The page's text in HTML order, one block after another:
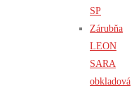
SP
Zárubňa
LEON
SARA
obkladová